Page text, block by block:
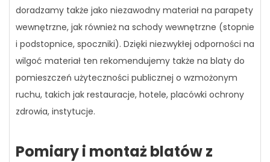
doradzamy także jako niezawodny materiał na parapety
wewnętrzne, jak również na schody wewnętrzne (stopnie
i podstopnice, spoczniki). Dzięki niezwykłej odporności na
wilgoć materiał ten rekomendujemy także na blaty do
pomieszczeń użyteczności publicznej o wzmożonym
ruchu, takich jak restauracje, hotele, placówki ochrony
zdrowia, instytucje.
Pomiary i montaż blatów z